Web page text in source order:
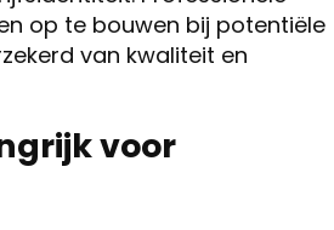
op te bouwen bij potentiële
van kwaliteit en
voor